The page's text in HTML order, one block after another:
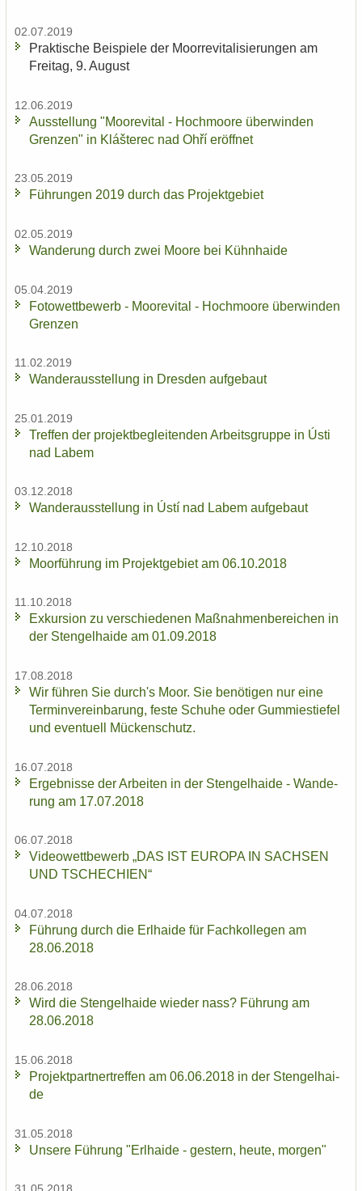
02.07.2019
Prak­ti­sche Bei­spie­le der Moor­re­vi­ta­li­sie­run­gen am
Frei­tag, 9. Au­gust
12.06.2019
Aus­stel­lung "Moo­re­vi­tal - Hoch­moo­re über­win­den
Gren­zen" in Klášterec nad Ohří er­öff­net
23.05.2019
Füh­run­gen 2019 durch das Pro­jekt­ge­biet
02.05.2019
Wan­de­rung durch zwei Moore bei Kühn­hai­de
05.04.2019
Fo­to­wett­be­werb - Moo­re­vi­tal - Hoch­moo­re über­win­den
Gren­zen
11.02.2019
Wan­der­aus­stel­lung in Dres­den auf­ge­baut
25.01.2019
Tref­fen der pro­jekt­be­glei­ten­den Ar­beits­grup­pe in Ústi
nad Labem
03.12.2018
Wan­der­aus­stel­lung in Ústí nad Labem auf­ge­baut
12.10.2018
Moor­füh­rung im Pro­jekt­ge­biet am 06.10.2018
11.10.2018
Ex­kur­si­on zu ver­schie­de­nen Maß­nah­men­be­rei­chen in
der Sten­gel­hai­de am 01.09.2018
17.08.2018
Wir füh­ren Sie durch's Moor. Sie be­nö­ti­gen nur eine
Ter­min­ver­ein­ba­rung, feste Schu­he oder Gum­mi­e­stie­fel
und even­tu­ell Mü­cken­schutz.
16.07.2018
Er­geb­nis­se der Ar­bei­ten in der Sten­gel­hai­de - Wan­de­
rung am 17.07.2018
06.07.2018
Vi­deo­wett­be­werb „DAS IST EU­RO­PA IN SACH­SEN
UND TSCHE­CHI­EN“
04.07.2018
Füh­rung durch die Erl­hai­de für Fach­kol­le­gen am
28.06.2018
28.06.2018
Wird die Sten­gel­hai­de wie­der nass? Füh­rung am
28.06.2018
15.06.2018
Pro­jekt­part­ner­tref­fen am 06.06.2018 in der Sten­gel­hai­
de
31.05.2018
Un­se­re Füh­rung "Erl­hai­de - ges­tern, heute, mor­gen"